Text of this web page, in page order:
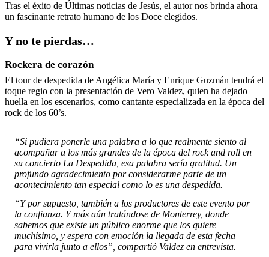
Tras el éxito de Últimas noticias de Jesús, el autor nos brinda ahora
un fascinante retrato humano de los Doce elegidos.
Y no te pierdas…
Rockera de corazón
El tour de despedida de Angélica María y Enrique Guzmán tendrá el
toque regio con la presentación de Vero Valdez, quien ha dejado
huella en los escenarios, como cantante especializada en la época del
rock de los 60’s.
“Si pudiera ponerle una palabra a lo que realmente siento al
acompañar a los más grandes de la época del rock and roll en
su concierto La Despedida, esa palabra sería gratitud. Un
profundo agradecimiento por considerarme parte de un
acontecimiento tan especial como lo es una despedida.
“Y por supuesto, también a los productores de este evento por
la confianza. Y más aún tratándose de Monterrey, donde
sabemos que existe un público enorme que los quiere
muchísimo, y espera con emoción la llegada de esta fecha
para vivirla junto a ellos”, compartió Valdez en entrevista.